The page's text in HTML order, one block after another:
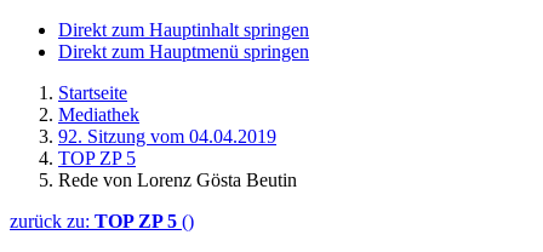
Direkt zum Hauptinhalt springen
Direkt zum Hauptmenü springen
Startseite
Mediathek
92. Sitzung vom 04.04.2019
TOP ZP 5
Rede von Lorenz Gösta Beutin
zurück zu: TOP ZP 5 ()